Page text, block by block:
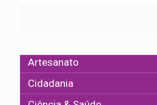
Artesanato
Cidadania